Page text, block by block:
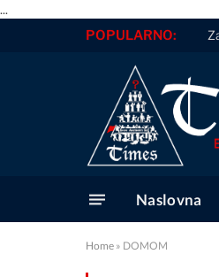
...
POPULARNO:
Naslovna
Home » DOMOM